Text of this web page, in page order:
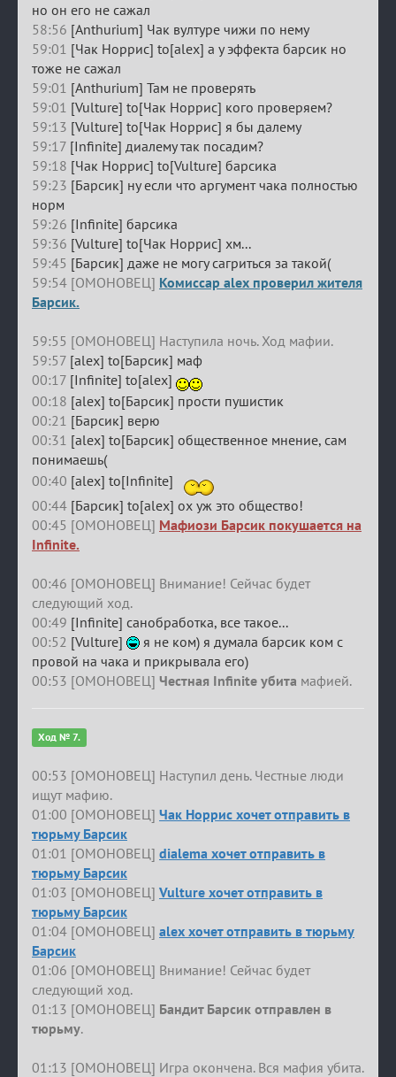
но он его не сажал
58:56 [Anthurium] Чак вултуре чижи по нему
59:01 [Чак Норрис] to[alex] а у эффекта барсик но
тоже не сажал
59:01 [Anthurium] Там не проверять
59:01 [Vulture] to[Чак Норрис] кого проверяем?
59:13 [Vulture] to[Чак Норрис] я бы далему
59:17 [Infinite] диалему так посадим?
59:18 [Чак Норрис] to[Vulture] барсика
59:23 [Барсик] ну если что аргумент чака полностью
норм
59:26 [Infinite] барсика
59:36 [Vulture] to[Чак Норрис] хм...
59:45 [Барсик] даже не могу сагриться за такой(
59:54 [ОМОНОВЕЦ] Комиссар alex проверил жителя
Барсик.
59:55 [ОМОНОВЕЦ] Наступила ночь. Ход мафии.
59:57 [alex] to[Барсик] маф
00:17 [Infinite] to[alex]
00:18 [alex] to[Барсик] прости пушистик
00:21 [Барсик] верю
00:31 [alex] to[Барсик] общественное мнение, сам
понимаешь(
00:40 [alex] to[Infinite]
00:44 [Барсик] to[alex] ох уж это общество!
00:45 [ОМОНОВЕЦ] Мафиози Барсик покушается на
Infinite.
00:46 [ОМОНОВЕЦ] Внимание! Сейчас будет
следующий ход.
00:49 [Infinite] санобработка, все такое...
00:52 [Vulture]
я не ком) я думала барсик ком с
провой на чака и прикрывала его)
00:53 [ОМОНОВЕЦ] Честная Infinite убита мафией.
Ход № 7.
00:53 [ОМОНОВЕЦ] Наступил день. Честные люди
ищут мафию.
01:00 [ОМОНОВЕЦ] Чак Норрис хочет отправить в
тюрьму Барсик
01:01 [ОМОНОВЕЦ] dialema хочет отправить в
тюрьму Барсик
01:03 [ОМОНОВЕЦ] Vulture хочет отправить в
тюрьму Барсик
01:04 [ОМОНОВЕЦ] alex хочет отправить в тюрьму
Барсик
01:06 [ОМОНОВЕЦ] Внимание! Сейчас будет
следующий ход.
01:13 [ОМОНОВЕЦ] Бандит Барсик отправлен в
тюрьму.
01:13 [ОМОНОВЕЦ] Игра окончена. Вся мафия убита.